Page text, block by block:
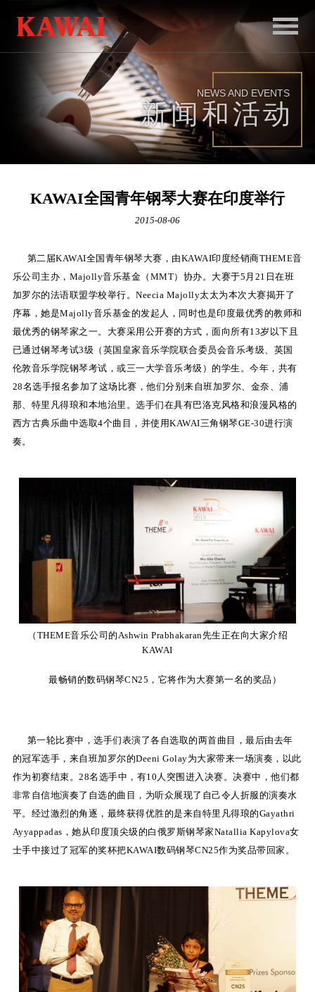
首
页
和
动
KAWAI
官方网
站
NEWS AND EVENTS
新闻和活动
KAWAI全国青年钢琴大赛在印度举行
2015-08-06
第二届KAWAI全国青年钢琴大赛，由KAWAI印度经销商THEME音
乐公司主办，Majolly音乐基金（MMT）协办。大赛于5月21日在班
加罗尔的法语联盟学校举行。Neecia Majolly太太为本次大赛揭开了
序幕，她是Majolly音乐基金的发起人，同时也是印度最优秀的教师和
最优秀的钢琴家之一。大赛采用公开赛的方式，面向所有13岁以下且
已通过钢琴考试3级（英国皇家音乐学院联合委员会音乐考级、英国
伦敦音乐学院钢琴考试，或三一大学音乐考级）的学生。今年，共有
28名选手报名参加了这场比赛，他们分别来自班加罗尔、金奈、浦
那、特里凡得琅和本地治里。选手们在具有巴洛克风格和浪漫风格的
西方古典乐曲中选取4个曲目，并使用KAWAI三角钢琴GE-30进行演
奏。
（THEME音乐公司的Ashwin Prabhakaran先生正在向大家介绍
KAWAI
最畅销的数码钢琴CN25，它将作为大赛第一名的奖品）
第一轮比赛中，选手们表演了各自选取的两首曲目，最后由去年
的冠军选手，来自班加罗尔的Deeni Golay为大家带来一场演奏，以此
作为初赛结束。28名选手中，有10人突围进入决赛。决赛中，他们都
非常自信地演奏了自选的曲目，为听众展现了自己令人折服的演奏水
平。经过激烈的角逐，最终获得优胜的是来自特里凡得琅的Gayathri
Ayyappadas，她从印度顶尖级的白俄罗斯钢琴家Natallia Kapylova女
士手中接过了冠军的奖杯把KAWAI数码钢琴CN25作为奖品带回家。